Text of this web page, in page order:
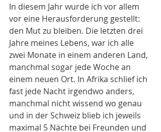
In diesem Jahr wurde ich vor allem
vor eine Herausforderung gestellt:
den Mut zu bleiben. Die letzten drei
Jahre meines Lebens, war ich alle
zwei Monate in einem anderen Land,
manchmal sogar jede Woche an
einem neuen Ort. In Afrika schlief ich
fast jede Nacht irgendwo anders,
manchmal nicht wissend wo genau
und in der Schweiz blieb ich jeweils
maximal 5 Nächte bei Freunden und